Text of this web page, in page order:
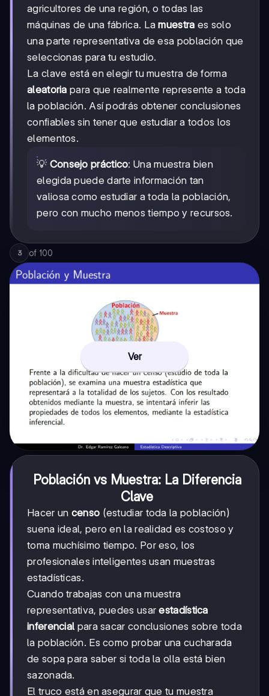
agricultores de una región, o todas las
máquinas de una fábrica. Lamuestra es solo
una parte representativa de esa población que
seleccionas para tu estudio.
La clave está en elegir tu muestra de forma
aleatoria para que realmente represente a toda
la población. Así podrás obtener conclusiones
confiables sin tener que estudiar a todos los
elementos.
💡 Consejo práctico: Una muestra bien
elegida puede darte información tan
valiosa como estudiar a toda la población,
pero con mucho menos tiempo y recursos.
3 of 100
Ver
Población vs Muestra: La Diferencia
Clave
Hacer un censo (estudiar toda la población)
suena ideal, pero en la realidad es costoso y
toma muchísimo tiempo. Por eso, los
profesionales inteligentes usan muestras
estadísticas.
Cuando trabajas con una muestra
representativa, puedes usarestadística
inferencial para sacar conclusiones sobre toda
la población. Es como probar una cucharada
de sopa para saber si toda la olla está bien
sazonada.
El truco está en asegurar que tu muestra